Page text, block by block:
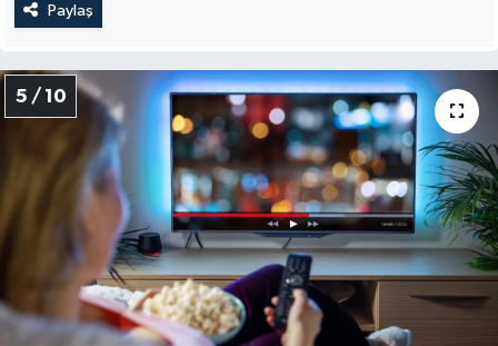
Paylaş
5 / 10